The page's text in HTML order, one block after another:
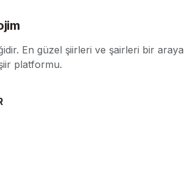
En güzel şiirleri ve şairleri bir araya
platformu.